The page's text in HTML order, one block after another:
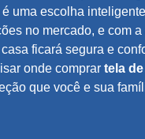
é uma escolha
no mercado, e com
casa ficará segura e
onde comprar tela
que você e sua